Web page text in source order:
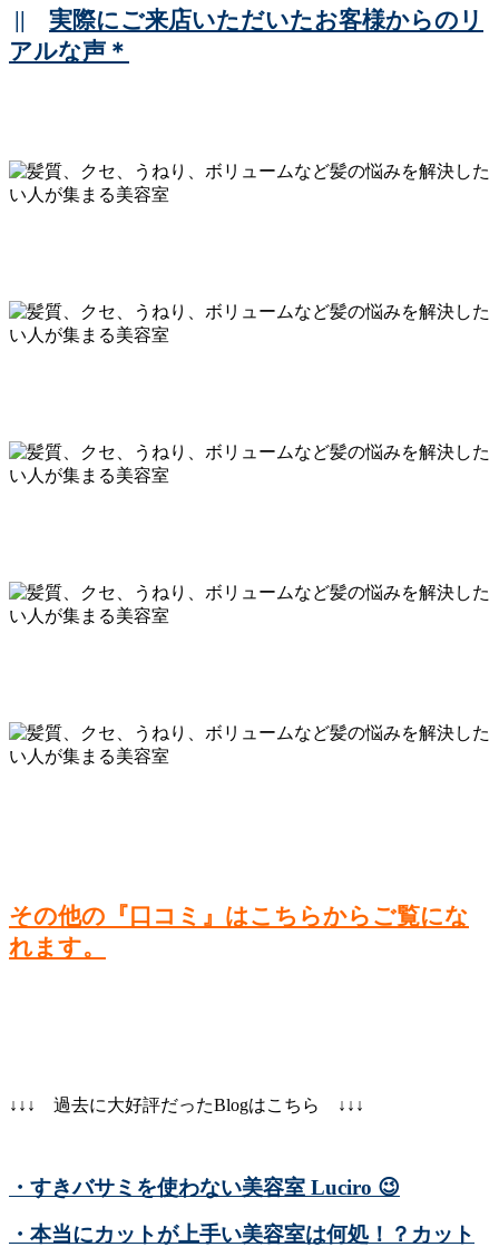
|| 実際にご来店いただいたお客様からのリ
アルな声＊
その他の『口コミ』はこちらからご覧にな
れます。
↓↓↓ 過去に大好評だったBlogはこちら ↓↓↓
・すきバサミを使わない美容室 Luciro 😉
・本当にカットが上手い美容室は何処！？カット